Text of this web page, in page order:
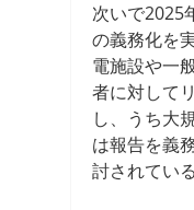
次いで2025
の義務化を
電施設や一
者に対して
し、うち大
は報告を義
討されてい